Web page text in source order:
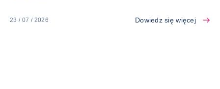
23 / 07 / 2026 Dowiedz się więcej